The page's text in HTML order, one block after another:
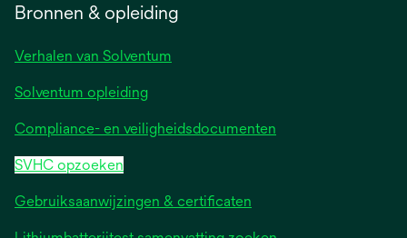
Bronnen & opleiding
Verhalen van Solventum
Solventum opleiding
Compliance- en veiligheidsdocumenten
SVHC opzoeken
Gebruiksaanwijzingen & certificaten